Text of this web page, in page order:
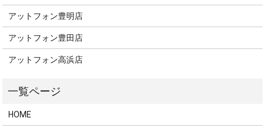
アットフォン豊明店
アットフォン豊田店
アットフォン高浜店
HOME